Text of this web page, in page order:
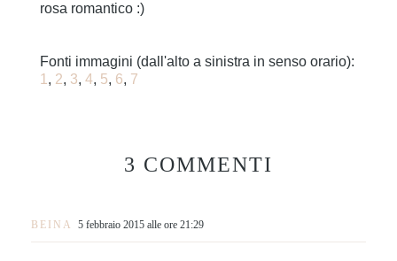
rosa romantico :)
Fonti immagini (dall'alto a sinistra in senso orario):
1 , 2, 3, 4, 5, 6, 7
3 COMMENTI
BEINA 5 febbraio 2015 alle ore 21:29